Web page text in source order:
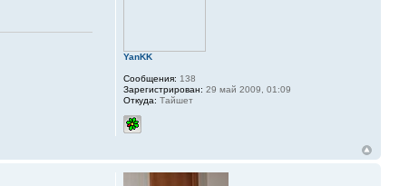
YanKK
Сообщения: 138
Зарегистрирован: 29 май 2009, 01:09
Откуда: Тайшет